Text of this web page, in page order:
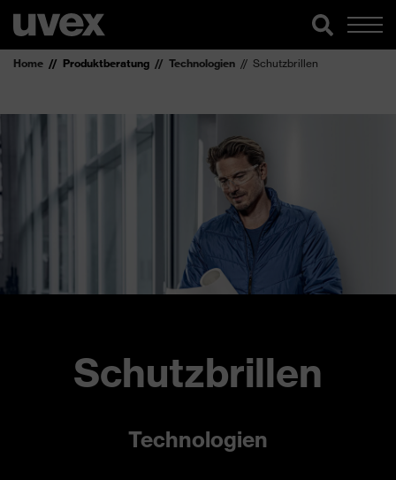
Home Produktberatung Technologien Schutzbrillen
Schutzbrillen
Technologien